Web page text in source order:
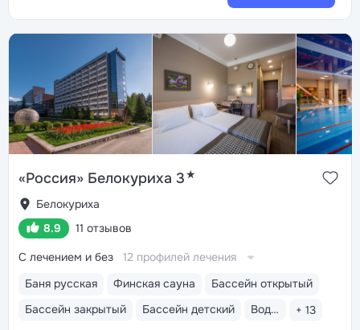
«Россия» Белокуриха 3★
Белокуриха
8.9
11 отзывов
Баня русская Финская сауна
Бассейн открытый
Бассейн закрытый
Бассейн детский Водные горки + 13
С лечением и без 12 профилей лечения